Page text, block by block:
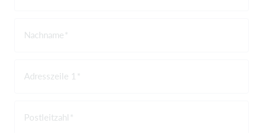
Nachname
Adresszeile 1
Postleitzahl